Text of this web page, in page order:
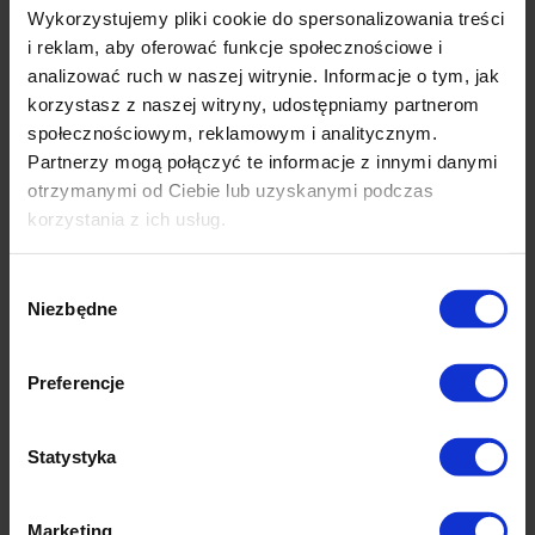
Wykorzystujemy pliki cookie do spersonalizowania treści
i reklam, aby oferować funkcje społecznościowe i
analizować ruch w naszej witrynie. Informacje o tym, jak
korzystasz z naszej witryny, udostępniamy partnerom
społecznościowym, reklamowym i analitycznym.
Partnerzy mogą połączyć te informacje z innymi danymi
otrzymanymi od Ciebie lub uzyskanymi podczas
korzystania z ich usług.
zgody
Niezbędne
Preferencje
Statystyka
Marketing
Parametry:
Rozmiar:12x6x4,5 cm
Kolor:wielokolorowy
Materiał:szkło
Okazje cenowe